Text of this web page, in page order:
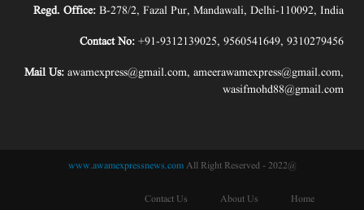
Regd. Office: B-278/2, Fazal Pur, Mandawali, Delhi-110092, India
Contact No: +91-9312139025, 9560541649, 9310279456
Mail Us: awamexpress@gmail.com, ameerawamexpress@gmail.com,
wasifmohd88@gmail.com
@2022 -
www.awamexpressnews.comAll Right Reserved
Home
About Us
Contact Us